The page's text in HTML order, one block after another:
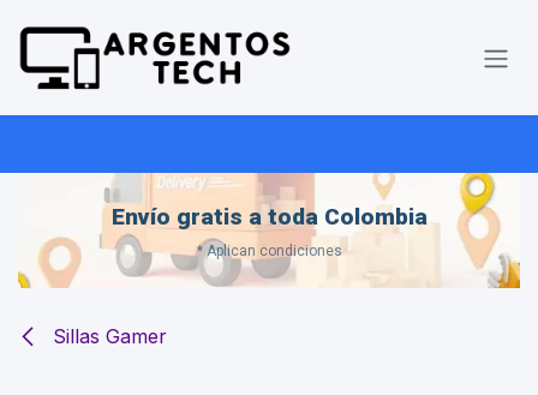
Envío gratis a toda Colombia
* Aplican condiciones
Sillas Gamer